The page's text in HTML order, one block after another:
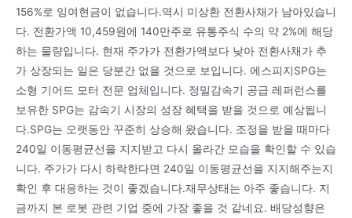
156%로 잉여현금이 없습니다.역시 미상환 전환사채가 남아있습니
다. 전환가액 10,459원에 140만주로 유통주식 수의 약 2%에 해당
하는 물량입니다. 현재 주가가 전환가액보다 낮아 전환사채가 추
가 상장되는 일은 당분간 없을 것으로 보입니다. 에스피지SPG는
소형 기어드 모터 전문 업체입니다. 정밀감속기 공급 레퍼런스를
보유한 SPG는 감속기 시장의 성장 혜택을 받을 것으로 예상됩니
다.SPG는 오랫동안 꾸준히 상승해 왔습니다. 조정을 받을 때마다
240일 이동평균선을 지지받고 다시 올라간 모습을 확인할 수 있습
니다. 주가가 다시 하락한다면 240일 이동평균선을 지지해주는지
확인 후 대응하는 것이 좋겠습니다.재무상태는 아주 좋습니다. 지
금까지 본 로봇 관련 기업 중에 가장 좋을 것 같네요. 배당성향은